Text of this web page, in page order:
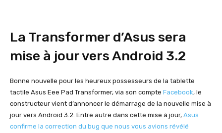
La Transformer d’Asus sera
mise à jour vers Android 3.2
Bonne nouvelle pour les heureux possesseurs de la tablette
tactile Asus Eee Pad Transformer, via son compte Facebook, le
constructeur vient d’annoncer le démarrage de la nouvelle mise à
jour vers Android 3.2. Entre autre dans cette mise à jour, Asus
confirme la correction du bug que nous vous avions révélé